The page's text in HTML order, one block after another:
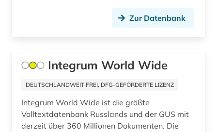
anthropologie (4)
anthroposophische medizin (1)
antike (3)
antisemitismus (1)
Island (4)
Israel (10)
Italien (18)
Japan (3)
Zur Datenbank
Integrum World Wide
DEUTSCHLANDWEIT FREI, DFG-GEFÖRDERTE LIZENZ
Integrum World Wide ist die größte
Volltextdatenbank Russlands und der GUS mit
derzeit über 360 Millionen Dokumenten. Die